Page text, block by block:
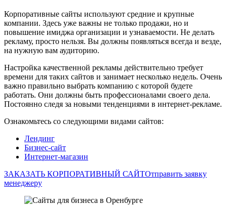
Корпоративные сайты используют средние и крупные
компании. Здесь уже важны не только продажи, но и
повышение имиджа организации и узнаваемости. Не делать
рекламу, просто нельзя. Вы должны появляться всегда и везде,
на нужную вам аудиторию.
Настройка качественной рекламы действительно требует
времени для таких сайтов и занимает несколько недель. Очень
важно правильно выбрать компанию с которой будете
работать. Они должны быть профессионалами своего дела.
Постоянно следя за новыми тенденциями в интернет-рекламе.
Ознакомьтесь со следующими видами сайтов:
Лендинг
Бизнес-сайт
Интернет-магазин
ЗАКАЗАТЬ КОРПОРАТИВНЫЙ САЙТОтправить заявку
менеджеру